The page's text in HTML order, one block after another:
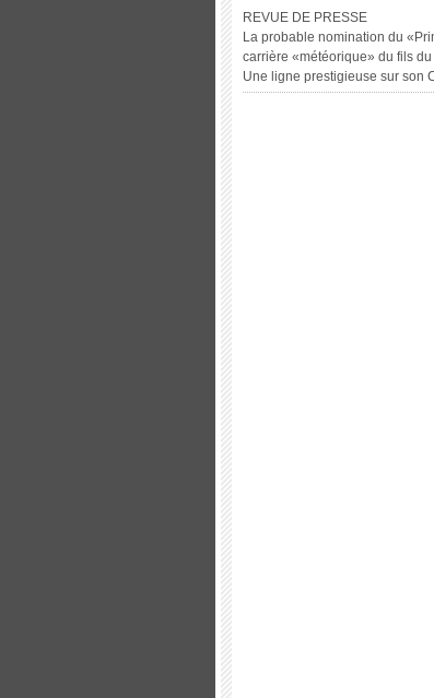
REVUE DE PRESSE
La probable nomination du
carrière «météorique» du fils
Une ligne prestigieuse sur